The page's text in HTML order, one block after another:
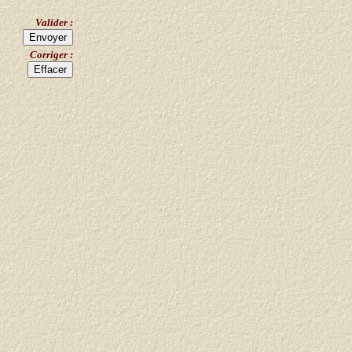
Valider :
Corriger :